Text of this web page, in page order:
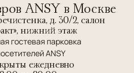
ANSY в Москве
д. 30/2, салон
нижний этаж
гостевая парковка
ANSY
ежедневно